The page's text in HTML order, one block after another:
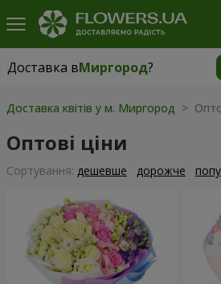
Доставка вМиргород?
Доставка вМиргород|
Доставка квітів у м. Миргород >
Оптові ціни
Сортування: дешевше дорожче